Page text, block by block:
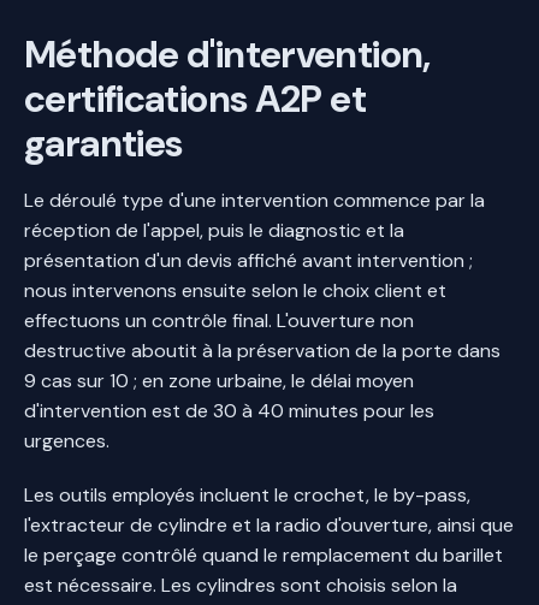
Méthode d'intervention,
certifications A2P et
garanties
Le déroulé type d'une intervention commence par la
réception de l'appel, puis le diagnostic et la
présentation d'un devis affiché avant intervention ;
nous intervenons ensuite selon le choix client et
effectuons un contrôle final. L'ouverture non
destructive aboutit à la préservation de la porte dans
9 cas sur 10 ; en zone urbaine, le délai moyen
d'intervention est de 30 à 40 minutes pour les
urgences.
Les outils employés incluent le crochet, le by-pass,
l'extracteur de cylindre et la radio d'ouverture, ainsi que
le perçage contrôlé quand le remplacement du barillet
est nécessaire. Les cylindres sont choisis selon la